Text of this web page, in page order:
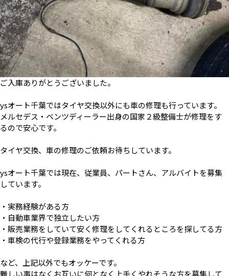
ご入庫ありがとうございました。
ysオート千葉ではタイヤ交換以外にも車の修理も行っています。
メルセデス・ベンツディーラー出身の国家２級整備士が修理をす
るので安心です。
タイヤ交換、車の修理のご依頼お待ちしています。
ysオート千葉では現在、従業員、パートさん、アルバイトを募集
しています。
・実務経験がある方
・自動車業界で独立したい方
・販売業務をしていて安く修理をしてくれるところを探してる方
・車検の代行や登録業務をやってくれる方
など、上記以外でもオッケーです。
難しい事はなくお互いに何となく上手くやれそうな方を募集して